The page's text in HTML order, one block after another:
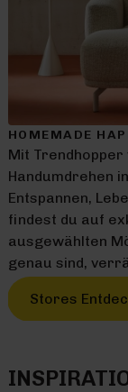
HOMEMADE
Mit Trendhopper
Handumdrehen
Entspannen,
findest du auf
ausgewählten
genau sind,
Stores